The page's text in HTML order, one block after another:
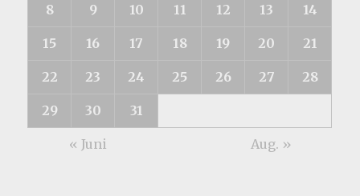
8 9 10 11 12 13 14
15 16 17 18 19 20 21
22 23 24 25 26 27 28
29 30 31
« Juni Aug. »